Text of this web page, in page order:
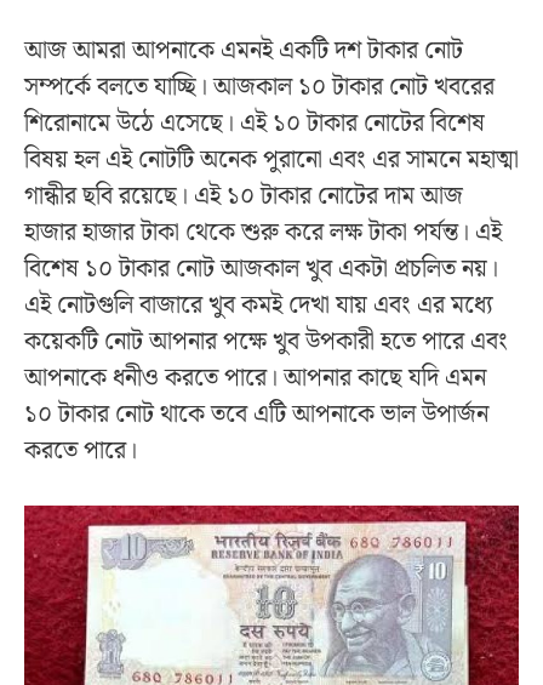
আজ আমরা আপনাকে এমনই একটি দশ টাকার নোট
সম্পর্কে বলতে যাচ্ছি। আজকাল ১০ টাকার নোট খবরের
শিরোনামে উঠে এসেছে। এই ১০ টাকার নোটের বিশেষ
বিষয় হল এই নোটটি অনেক পুরানো এবং এর সামনে মহাত্মা
গান্ধীর ছবি রয়েছে। এই ১০ টাকার নোটের দাম আজ
হাজার হাজার টাকা থেকে শুরু করে লক্ষ টাকা পর্যন্ত। এই
বিশেষ ১০ টাকার নোট আজকাল খুব একটা প্রচলিত নয়।
এই নোটগুলি বাজারে খুব কমই দেখা যায় এবং এর মধ্যে
কয়েকটি নোট আপনার পক্ষে খুব উপকারী হতে পারে এবং
আপনাকে ধনীও করতে পারে। আপনার কাছে যদি এমন
১০ টাকার নোট থাকে তবে এটি আপনাকে ভাল উপার্জন
করতে পারে।